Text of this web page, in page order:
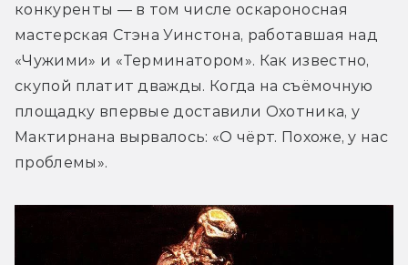
конкуренты — в том числе оскароносная
мастерская Стэна Уинстона, работавшая над
«Чужими» и «Терминатором». Как известно,
скупой платит дважды. Когда на съёмочную
площадку впервые доставили Охотника, у
Мактирнана вырвалось: «О чёрт. Похоже, у нас
проблемы».